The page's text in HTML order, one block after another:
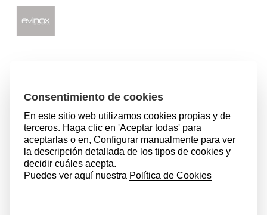
AÑADIR AL CARRITO
DESCRIPCIÓN